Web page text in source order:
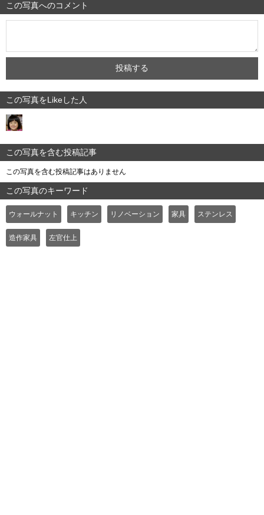
この写真へのコメント
この写真をLikeした人
この写真を含む投稿記事
この写真を含む投稿記事はありません
この写真のキーワード
ウォールナット キッチン リノベーション 家具 ステンレス
造作家具 左官仕上